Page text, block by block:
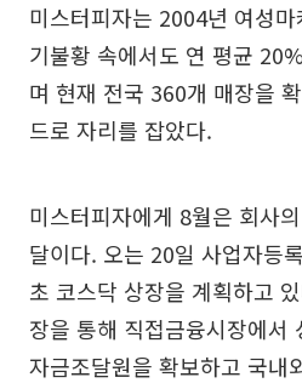
미스터피자는 2004년 여성
기불황 속에서도 연 평균
며 현재 전국 360개 매장을
드로 자리를 잡았다.
미스터피자에게 8월은 회사
달이다. 오는 20일 사업자등
초 코스닥 상장을 계획하고
장을 통해 직접금융시장에서
자금조달원을 확보하고 국내